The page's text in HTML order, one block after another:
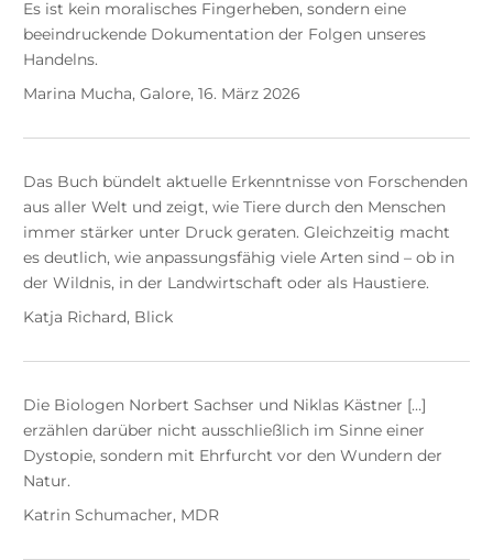
Es ist kein moralisches Fingerheben, sondern eine
beeindruckende Dokumentation der Folgen unseres
Handelns.
Marina Mucha, Galore, 16. März 2026
Das Buch bündelt aktuelle Erkenntnisse von Forschenden
aus aller Welt und zeigt, wie Tiere durch den Menschen
immer stärker unter Druck geraten. Gleichzeitig macht
es deutlich, wie anpassungsfähig viele Arten sind – ob in
der Wildnis, in der Landwirtschaft oder als Haustiere.
Katja Richard, Blick
Die Biologen Norbert Sachser und Niklas Kästner […]
erzählen darüber nicht ausschließlich im Sinne einer
Dystopie, sondern mit Ehrfurcht vor den Wundern der
Natur.
Katrin Schumacher, MDR